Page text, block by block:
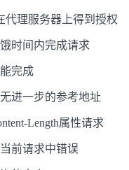
理服务器上得到授权
间内完成请求
完成
一步的参考地址
Length属性请求
前请求中错误